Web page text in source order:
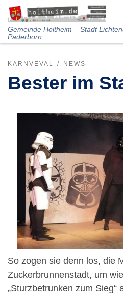
Skip to content
Gemeinde Holtheim – Stadt
Paderborn
KARNVEVAL NEWS
Bester im
So zogen sie denn los, die
Zuckerbrunnenstadt, um
„Sturzbetrunken zum Sieg“